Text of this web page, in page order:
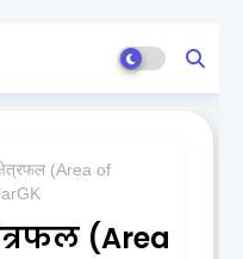
(Area of
(Area